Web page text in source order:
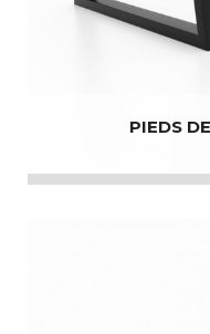
PIEDS